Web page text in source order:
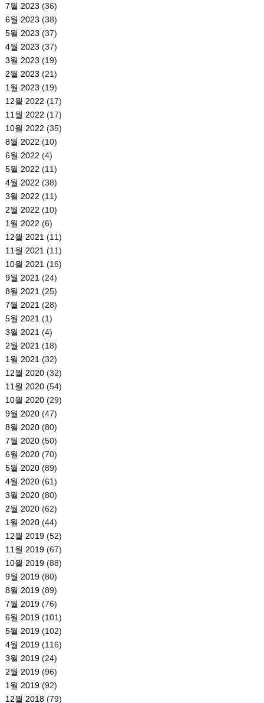
7월 2023 (36)
6월 2023 (38)
5월 2023 (37)
4월 2023 (37)
3월 2023 (19)
2월 2023 (21)
1월 2023 (19)
12월 2022 (17)
11월 2022 (17)
10월 2022 (35)
8월 2022 (10)
6월 2022 (4)
5월 2022 (11)
4월 2022 (38)
3월 2022 (11)
2월 2022 (10)
1월 2022 (6)
12월 2021 (11)
11월 2021 (11)
10월 2021 (16)
9월 2021 (24)
8월 2021 (25)
7월 2021 (28)
5월 2021 (1)
3월 2021 (4)
2월 2021 (18)
1월 2021 (32)
12월 2020(32)
11월 2020(54)
10월 2020(29)
9월 2020(47)
8월 2020(80)
7월 2020(50)
6월 2020(70)
5월 2020(89)
4월 2020(61)
3월 2020(80)
2월 2020(62)
1월 2020(44)
12월 2019(52)
11월 2019(67)
10월 2019(88)
9월 2019(80)
8월 2019(89)
7월 2019(76)
6월 2019(101)
5월 2019(102)
4월 2019(116)
3월 2019(24)
2월 2019(96)
1월 2019(92)
12월 2018(79)